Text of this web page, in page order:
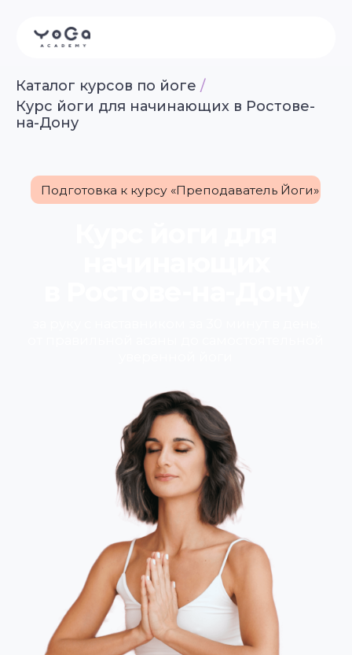
Каталог курсов по йоге /
Курс йоги для начинающих в Ростове-
на-Дону
начинающих
в Ростове-на-Дону
ОСТАВИТЬ ЗАЯВКУ
Старт потока — 17 августа 2026 г.